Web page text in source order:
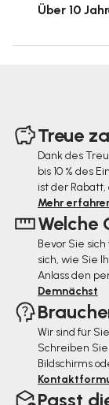
Über 10
Treue
Dank des
bis 10 % des
ist der
Mehr
Welche
Bevor Sie
sich, wie Sie
Anlass den
Demnächst
Wir sind für
Schreiben
Bildschirms
Passt